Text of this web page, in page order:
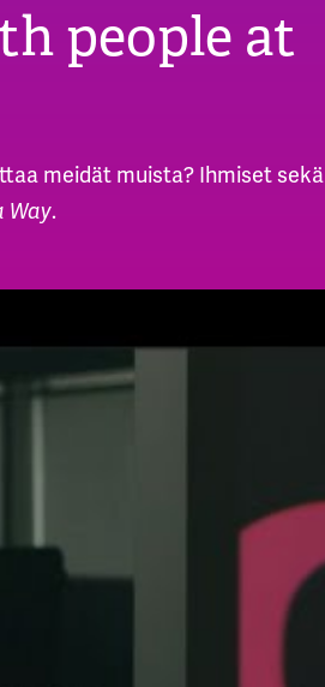
people at
meidät muista? Ihmiset sekä
Way.